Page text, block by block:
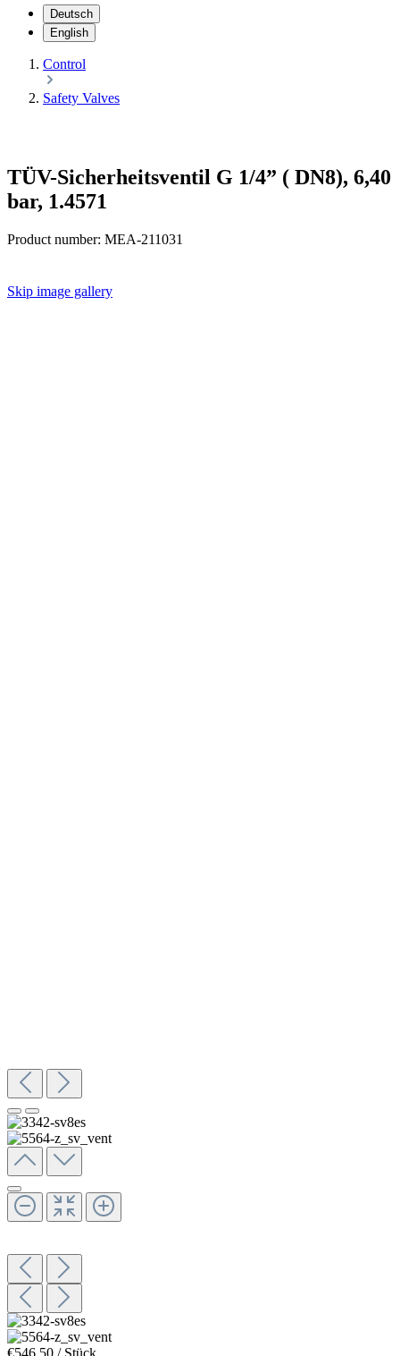
Deutsch
English
Control
Safety Valves
TÜV-Sicherheitsventil G 1/4” ( DN8), 6,40
bar, 1.4571
Product number: MEA-211031
Skip image gallery
€546.50 / Stück